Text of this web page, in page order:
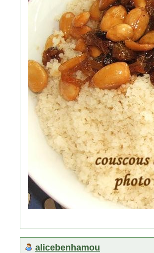
alicebenhamou